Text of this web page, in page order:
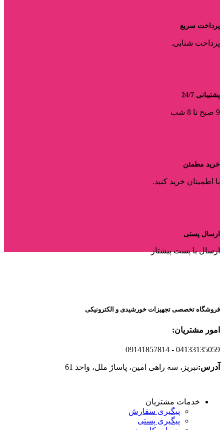
پرداخت سریع
پرداخت شتابی.
پشتیبانی 24/7
9 صبح تا 8 شب
خرید مطمئن
با اطمینان خرید کنید.
ارسال پستی
ارسال با پست پیشتاز
فروشگاه تخصصی تجهیزات خورشیدی و الکترونیکی
امور مشتریان:
- 04133135059
09141857814
آدرس:تبریز، سه راهی امین، پاساژ ملل، واحد 61
خدمات مشتریان
پیگیری سفارش
پیگیری پستی